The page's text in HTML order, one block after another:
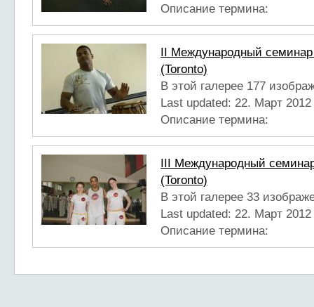
Описание термина:
II Международный
(Toronto)
В этой галерее 177
Last updated: 22. Март 2012
Описание термина:
III Международный
(Toronto)
В этой галерее 33
Last updated: 22. Март 2012
Описание термина: